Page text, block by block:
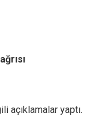
açıklamalar yaptı.